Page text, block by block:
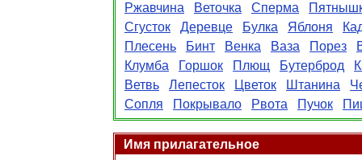
Ржавчина
Веточка Сперма
Сгусток
Деревце Булка Яблоня
Плесень
Бинт Венка Ваза Порез
Клумба
Горшок Плющ Бутерброд
Ветвь
Лепесток Цветок Штанина
Сопля
Покрывало Рвота Пучок
Имя прилагательное